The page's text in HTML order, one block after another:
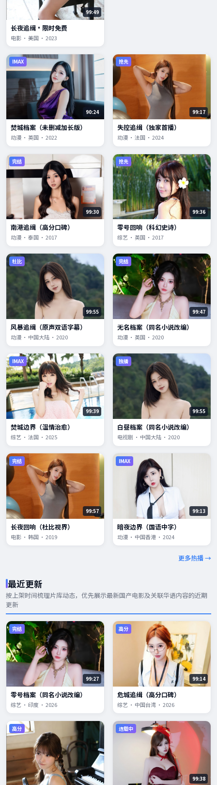
99:49
长夜追缉·限时免费
电影 · 美国 · 2023
IMAX
90:24
焚城档案（未删减加长版）
动漫 · 英国 · 2022
抢先
99:17
失控追缉（独家首播）
动漫 · 法国 · 2024
完结
99:30
南港追缉（高分口碑）
动漫 · 泰国 · 2017
抢先
99:36
零号回响（科幻史诗）
综艺 · 英国 · 2017
杜比
99:55
风暴追缉（原声双语字幕）
动漫 · 中国大陆 · 2020
完结
99:47
无名档案（同名小说改编）
动漫 · 英国 · 2020
IMAX
99:39
焚城边界（温情治愈）
综艺 · 法国 · 2025
独播
99:55
白昼档案（同名小说改编）
电视剧 · 中国大陆 · 2020
完结
99:57
长夜回响（杜比视界）
电影 · 韩国 · 2019
IMAX
99:13
暗夜边界（国语中字）
动漫 · 中国香港 · 2024
更多热播 →
最近更新
按上架时间梳理片库动态，优先展示最新国产电影及关联华语内容的近期
更新
完结
99:27
零号档案（同名小说改编）
综艺 · 印度 · 2026
高分
99:14
危城追缉（高分口碑）
综艺 · 中国台湾 · 2026
高分 连载中
99:38